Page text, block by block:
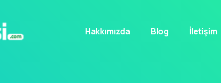
Hakkımızda Blog İletişim